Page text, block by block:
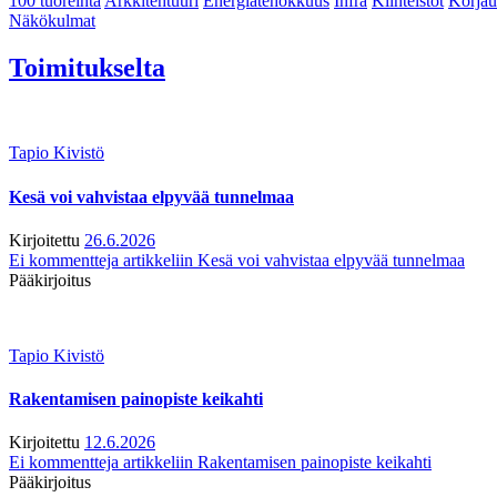
Näkökulmat
Toimitukselta
Tapio Kivistö
Kesä voi vahvistaa elpyvää tunnelmaa
Kirjoitettu 26.6.2026
Ei kommentteja artikkeliin Kesä voi vahvistaa elpyvää tunnelmaa
Pääkirjoitus
Tapio Kivistö
Rakentamisen painopiste keikahti
Kirjoitettu 12.6.2026
Ei kommentteja artikkeliin Rakentamisen painopiste keikahti
Pääkirjoitus